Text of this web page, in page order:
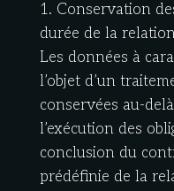
1. Conservation
durée de la
Les données à
l’objet d’un
conservées au-
l’exécution des
conclusion du
prédéfinie de la